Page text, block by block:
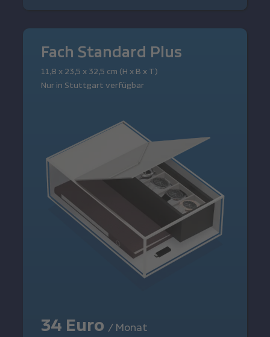
Fach Standard Plus
11,8 x 23,5 x 32,5 cm (H x B x T)
Nur in Stuttgart verfügbar
34 Euro / Monat